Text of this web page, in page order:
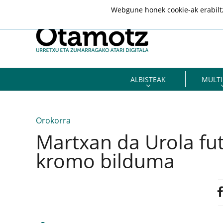
ALBISTEAK
Orokorra
Martxan da Urola
kromo bilduma
Webgune honek cookie-ak